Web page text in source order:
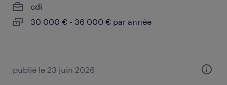
cdi
30 000 € - 36 000 € par année
publié le 23 juin 2026